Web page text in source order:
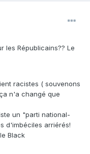
les Républicains?? Le
racistes ( souvenons
n'a changé que
un "parti national-
d'imbéciles arriérés!
Black